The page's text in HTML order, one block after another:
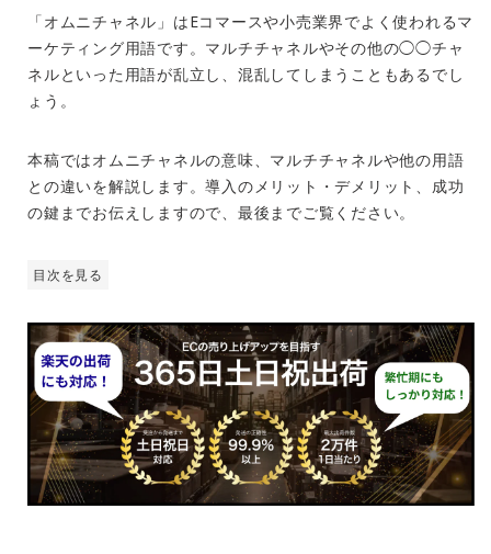
「オムニチャネル」はEコマースや小売業界でよく使われるマ
ーケティング用語です。マルチチャネルやその他の◯◯チャ
ネルといった用語が乱立し、混乱してしまうこともあるでし
ょう。
本稿ではオムニチャネルの意味、マルチチャネルや他の用語
との違いを解説します。導入のメリット・デメリット、成功
の鍵までお伝えしますので、最後までご覧ください。
目次を見る